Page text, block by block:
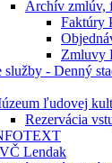
Archív zmlúv,
Faktúry
Zmluvy
služby - Denný
ľudovej
Rezervácia
Lendak